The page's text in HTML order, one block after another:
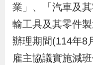
服
務
業
業」、「汽車及
輸工具及其零件
辦理期間(114年8
雇主協議實施減